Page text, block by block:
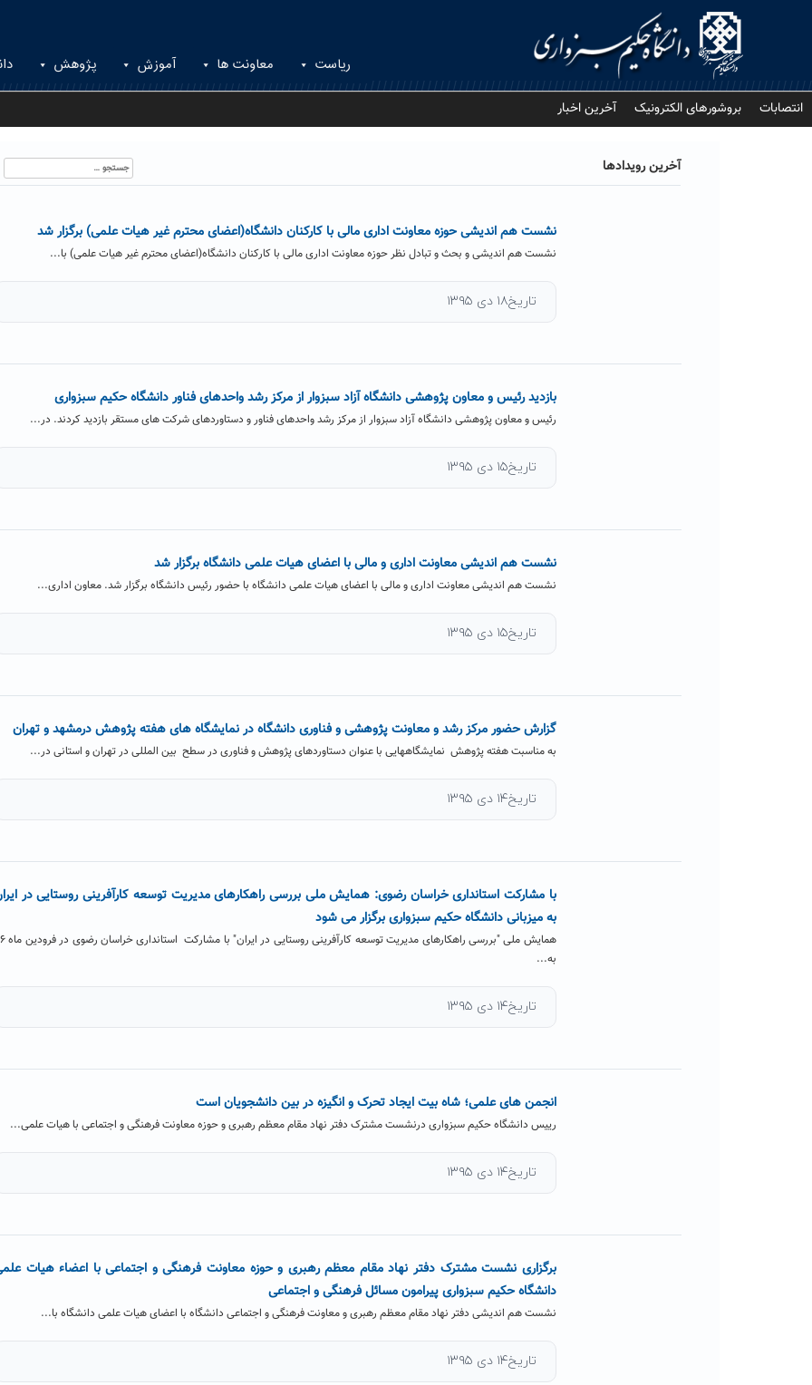
ریاست معاونت ها آموزش پژوهش
انتصابات بروشورهای الکترونیک آخرین اخبار
آخرین رویدادها
جستجو
برای:
نشست هم اندیشی حوزه معاونت اداری مالی با کارکنان دانشگاه(اعضای محترم غیر هیات علمی) برگزار شد
نشست هم اندیشی و بحث و تبادل نظر حوزه معاونت اداری مالی با کارکنان دانشگاه(اعضای محترم غیر هیات علمی) با...
تاریخ۱۸ دی ۱۳۹۵
بازدید رئیس و معاون پژوهشی دانشگاه آزاد سبزوار از مرکز رشد واحدهای فناور دانشگاه حکیم سبزواری
رئیس و معاون پژوهشی دانشگاه آزاد سبزوار از مرکز رشد واحدهای فناور و دستاوردهای شرکت های مستقر بازدید کردند. در...
تاریخ۱۵ دی ۱۳۹۵
نشست هم اندیشی معاونت اداری و مالی با اعضای هیات علمی دانشگاه برگزار شد
نشست هم اندیشی معاونت اداری و مالی با اعضای هیات علمی دانشگاه با حضور رئیس دانشگاه برگزار شد. معاون اداری...
تاریخ۱۵ دی ۱۳۹۵
گزارش حضور مرکز رشد و معاونت پژوهشی و فناوری دانشگاه در نمایشگاه های هفته پژوهش درمشهد و تهران
به مناسبت هفته پژوهش نمایشگاههایی با عنوان دستاوردهای پژوهش و فناوری در سطح بین المللی در تهران و استانی در...
تاریخ۱۴ دی ۱۳۹۵
با مشارکت استانداری خراسان رضوی: همایش ملی بررسی راهکارهای مدیریت توسعه کارآفرینی روستایی در
به میزبانی دانشگاه حکیم سبزواری برگزار می شود
همایش ملی "بررسی راهکارهای
به...
تاریخ۱۴ دی ۱۳۹۵
انجمن های علمی؛ شاه بیت ایجاد تحرک و انگیزه در بین دانشجویان است
رییس دانشگاه حکیم سبزواری درنشست مشترک دفتر نهاد مقام معظم رهبری و حوزه معاونت فرهنگی و اجتماعی با هیات علمی...
تاریخ۱۴ دی ۱۳۹۵
برگزاری نشست مشترک دفتر نهاد مقام معظم رهبری و حوزه معاونت فرهنگی و اجتماعی با اعضاء هیات
دانشگاه حکیم سبزواری پیرامون مسائل فرهنگی و اجتماعی
نشست هم اندیشی دفتر نهاد مقام معظم رهبری و معاونت فرهنگی و اجتماعی دانشگاه با اعضای هیات علمی دانشگاه با...
تاریخ۱۴ دی ۱۳۹۵